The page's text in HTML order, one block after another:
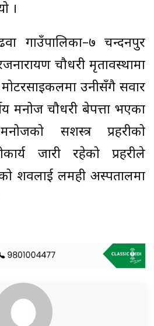
।
गाउँपालिका–७ चन्दनपुर
चौधरी मृतावस्थामा
उनीसँगै सवार
मनोज चौधरी बेपत्ता भएका
सशस्त्र प्रहरीको
जारी रहेको प्रहरीले
शवलाई लमही अस्पतालमा